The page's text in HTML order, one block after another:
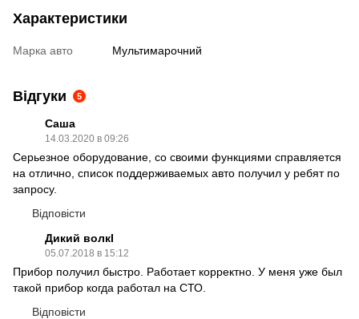
Характеристики
Марка авто Мультимарочний
Відгуки 5
Саша
14.03.2020 в 09:26
Серьезное оборудование, со своими функциями справляется
на отлично, список поддерживаемых авто получил у ребят по
запросу.
Відповісти
Дикий волкI
05.07.2018 в 15:12
Прибор получил быстро. Работает корректно. У меня уже был
такой прибор когда работал на СТО.
Відповісти